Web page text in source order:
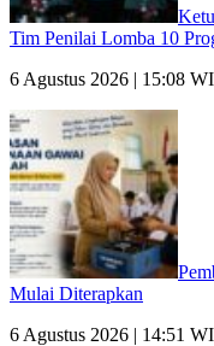
Tim Penilai Lomba 10
6 Agustus 2026 | 15:08
Mulai Diterapkan
6 Agustus 2026 | 14:51